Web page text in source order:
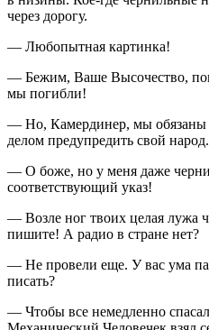
через дорогу.
— Любопытная картинка!
— Бежим, Ваше Высочество,
мы погибли!
— Но, Камердинер, мы обязаны
делом предупредить свой народ.
— О боже, но у меня даже
соответствующий указ!
— Возле ног твоих целая лужа
пишите! А радио в стране нет?
— Не провели еще. У вас ума
писать?
— Чтобы все немедленно